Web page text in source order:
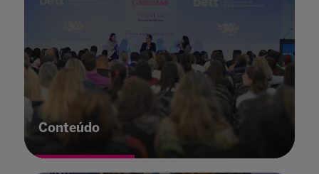
Conteúdo